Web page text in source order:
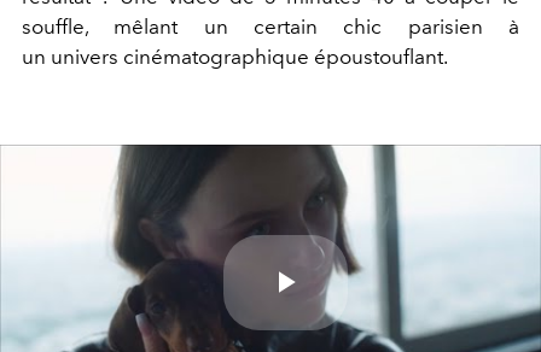
souffle, mêlant un certain chic parisien à
un univers cinématographique époustouflant.
Play